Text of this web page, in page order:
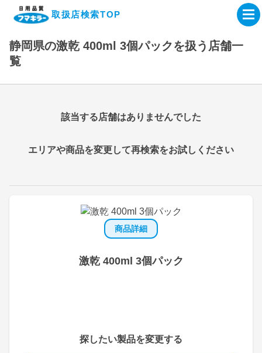
取扱店検索TOP
企業・IR情報サイト
製品情報サイト
オンラインショップ
製品検索はこちら
取扱店検索はこちら
静岡県の激乾 400ml 3個パックを扱う店舗一
覧
商品詳細
激乾 400ml 3個パック
探したい製品を変更する
該当する店舗はありませんでした
エリアや商品を変更して再検索をお試しください